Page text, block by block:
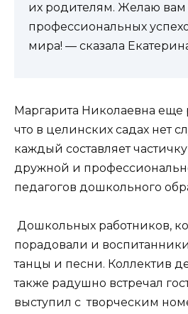
их родителям. Желаю вам
профессиональных
мира! — сказала
Маргарита Николаевна еще
что в целинских садах нет
каждый составляет
дружной и
педагогов дошкольного
Дошкольных работников,
порадовали и
танцы и песни. Коллектив
также радушно встречал
выступил с творческим